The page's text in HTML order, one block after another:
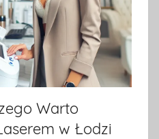
Warto
w Łodzi